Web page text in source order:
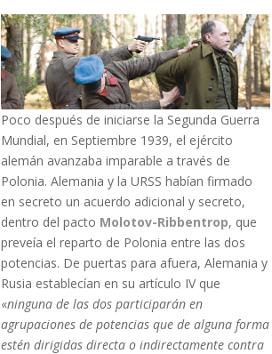
Poco después de iniciarse la Segunda Guerra
Mundial, en Septiembre 1939, el ejército
alemán avanzaba imparable a través de
Polonia. Alemania y la URSS habían firmado
en secreto un acuerdo adicional y secreto,
dentro del pacto Molotov-Ribbentrop, que
preveía el reparto de Polonia entre las dos
potencias. De puertas para afuera, Alemania y
Rusia establecían en su artículo IV que
«ninguna de las dos participarán en
agrupaciones de potencias que de alguna forma
estén dirigidas directa o indirectamente contra